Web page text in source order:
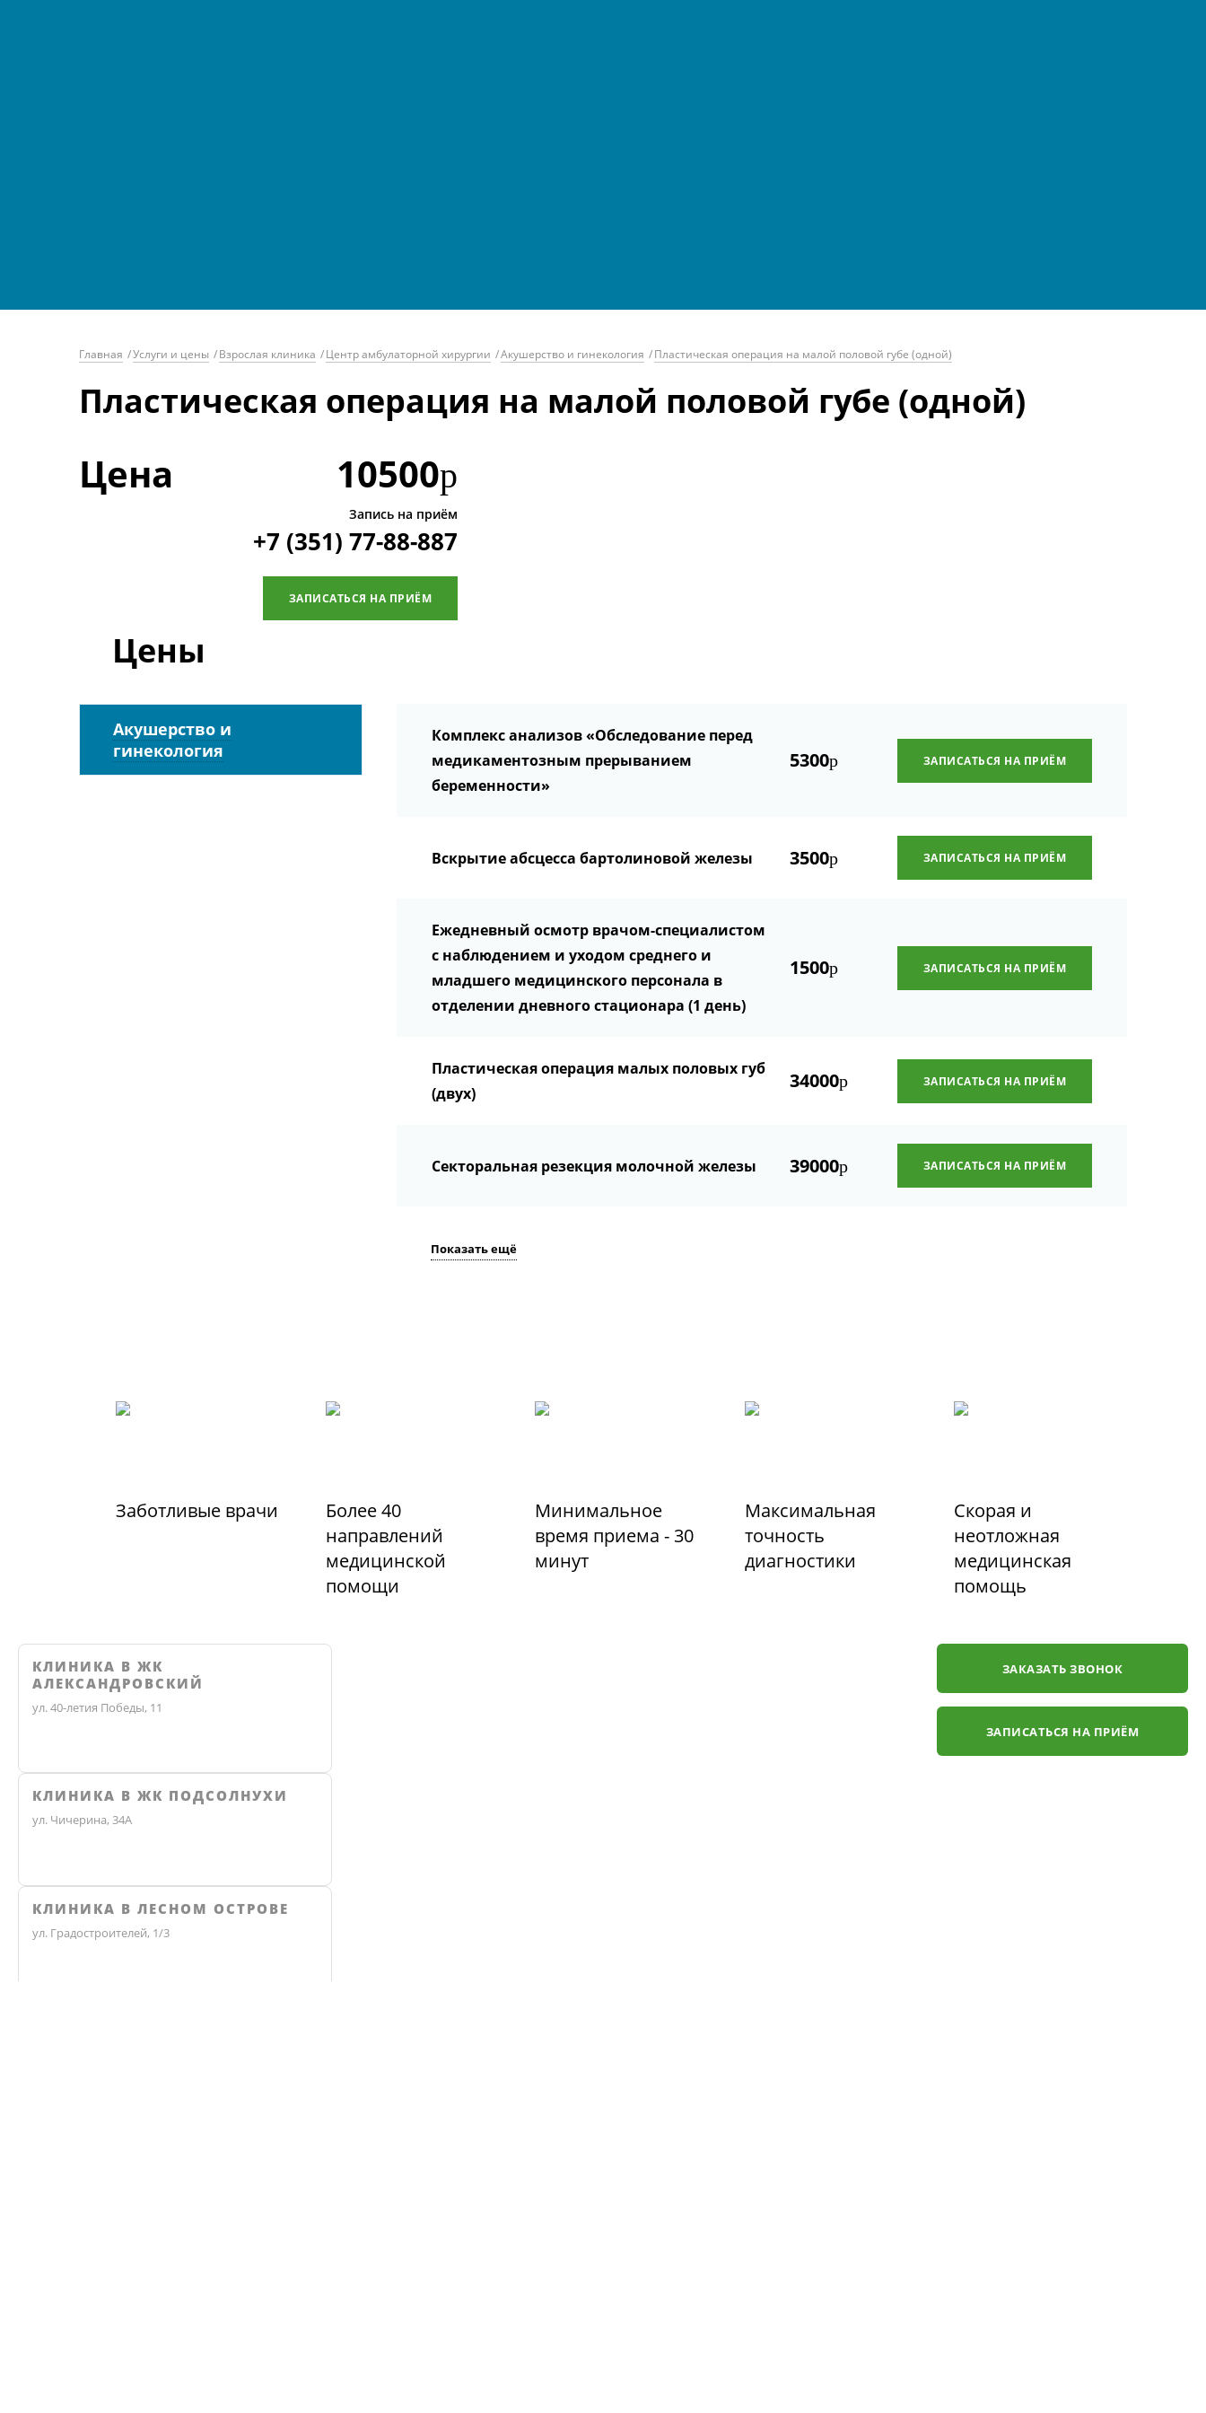
Главная /Услуги и цены /Взрослая клиника /Центр амбулаторной хирургии /Акушерство и гинекология /Пластическая операция на малой половой губе (одной)
Пластическая операция на малой половой губе (одной)
Цена 10500р
Запись на приём
+7 (351) 77-88-887
ЗАПИСАТЬСЯ НА ПРИЁМ
Цены
Акушерство и
гинекология
Комплекс анализов «Обследование перед
медикаментозным прерыванием
беременности»
5300р ЗАПИСАТЬСЯ НА ПРИЁМ
Вскрытие абсцесса бартолиновой железы 3500р ЗАПИСАТЬСЯ НА ПРИЁМ
Ежедневный осмотр врачом-специалистом
с наблюдением и уходом среднего и
младшего медицинского персонала в
отделении дневного стационара (1 день)
1500р ЗАПИСАТЬСЯ НА ПРИЁМ
Пластическая операция малых половых губ
(двух)
34000р ЗАПИСАТЬСЯ НА ПРИЁМ
Секторальная резекция молочной железы 39000р ЗАПИСАТЬСЯ НА ПРИЁМ
Показать ещё
Заботливые врачи
Более 40
направлений
медицинской
помощи
Минимальное
время приема - 30
минут
Максимальная
точность
диагностики
Скорая и
неотложная
медицинская
помощь
ЗАКАЗАТЬ ЗВОНОК
КЛИНИКА В ЖК
АЛЕКСАНДРОВСКИЙ
ул. 40-летия Победы, 11
КЛИНИКА В ЖК ПОДСОЛНУХИ
ул. Чичерина, 34А
КЛИНИКА В ЛЕСНОМ ОСТРОВЕ
ул. Градостроителей, 1/3
ЗАПИСАТЬСЯ НА ПРИЁМ